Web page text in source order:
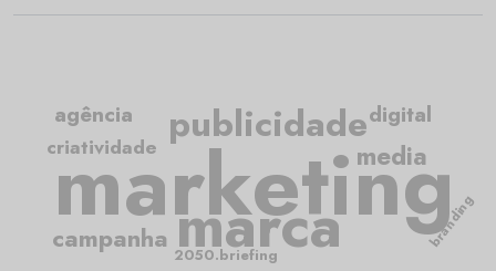
marketing
publicidade
marca
criatividade
campanha
media
agência digital
2050.briefing
branding